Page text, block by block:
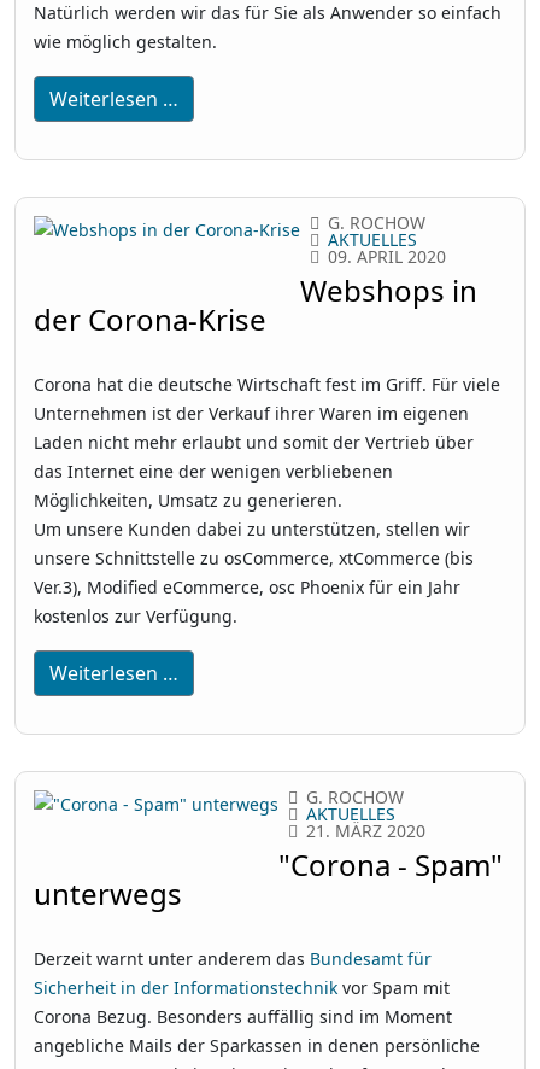
Natürlich werden wir das für Sie als Anwender so einfach
wie möglich gestalten.
Weiterlesen …
G. ROCHOW
AKTUELLES
09. APRIL 2020
Webshops in
der Corona-Krise
Corona hat die deutsche Wirtschaft fest im Griff. Für viele
Unternehmen ist der Verkauf ihrer Waren im eigenen
Laden nicht mehr erlaubt und somit der Vertrieb über
das Internet eine der wenigen verbliebenen
Möglichkeiten, Umsatz zu generieren.
Um unsere Kunden dabei zu unterstützen, stellen wir
unsere Schnittstelle zu osCommerce, xtCommerce (bis
Ver.3), Modified eCommerce, osc Phoenix für ein Jahr
kostenlos zur Verfügung.
Weiterlesen …
G. ROCHOW
AKTUELLES
21. MÄRZ 2020
"Corona - Spam"
unterwegs
Derzeit warnt unter anderem das Bundesamt für
Sicherheit in der Informationstechnik vor Spam mit
Corona Bezug. Besonders auffällig sind im Moment
angebliche Mails der Sparkassen in denen persönliche